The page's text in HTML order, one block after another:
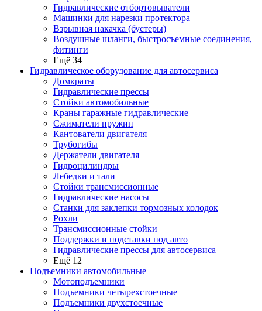
Гидравлические отбортовыватели
Машинки для нарезки протектора
Взрывная накачка (бустеры)
Воздушные шланги, быстросъемные соединения,
фитинги
Ещё 34
Гидравлическое оборудование для автосервиса
Домкраты
Гидравлические прессы
Стойки автомобильные
Краны гаражные гидравлические
Сжиматели пружин
Кантователи двигателя
Трубогибы
Держатели двигателя
Гидроцилиндры
Лебедки и тали
Стойки трансмиссионные
Гидравлические насосы
Cтанки для заклепки тормозных колодок
Рохли
Трансмиссионные стойки
Поддержки и подставки под авто
Гидравлические прессы для автосервиса
Ещё 12
Подъемники автомобильные
Мотоподъемники
Подъемники четырехстоечные
Подъемники двухстоечные